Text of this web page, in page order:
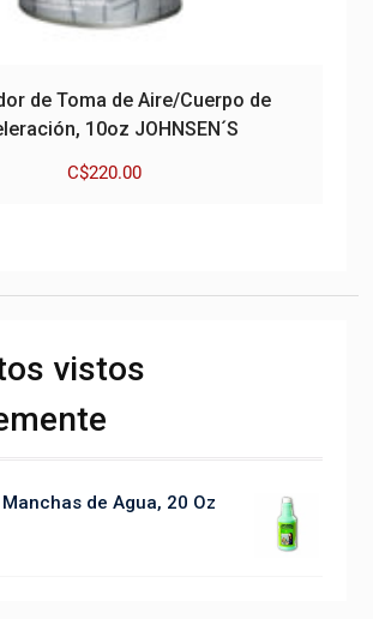
de Toma de Aire/Cuerpo de
10oz JOHNSEN´S
C$220.00
vistos
de Agua, 20 Oz